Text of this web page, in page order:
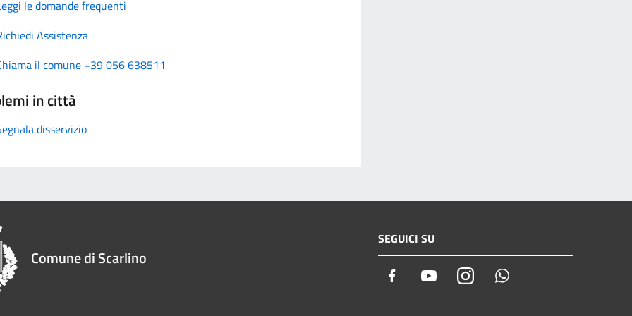
le domande frequenti
Assistenza
il comune +39 056 638511
in città
disservizio
Comune di Scarlino
SEGUICI SU
Facebook YoutubeInstagram